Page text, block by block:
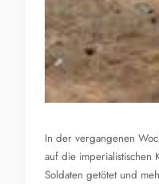
In der vergangenen
auf die
Soldaten getötet und